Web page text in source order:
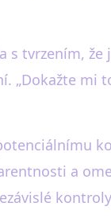
tvrzením, že
mi
a